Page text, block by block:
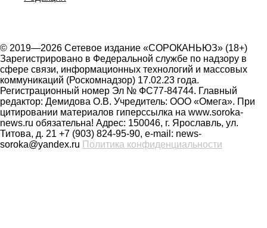
© 2019—2026 Сетевое издание «СОРОКАНЬЮЗ» (18+)
Зарегистрировано в Федеральной службе по надзору в
сфере связи, информационных технологий и массовых
коммуникаций (Роскомнадзор) 17.02.23 года.
Регистрационный номер Эл № ФС77-84744. Главный
редактор: Демидова О.В. Учредитель: ООО «Омега». При
цитировании материалов гиперссылка на www.soroka-
news.ru обязательна! Адрес: 150046, г. Ярославль, ул.
Титова, д. 21 +7 (903) 824-95-90, e-mail: news-
soroka@yandex.ru Политика конфиденциальности